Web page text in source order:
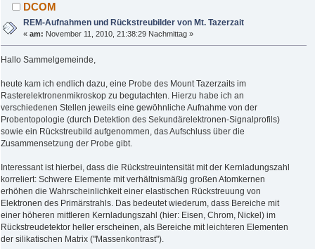
DCOM
REM-Aufnahmen und Rückstreubilder von Mt. Tazerzait
«am: November 11, 2010, 21:38:29 Nachmittag »
Hallo Sammelgemeinde,
heute kam ich endlich dazu, eine Probe des Mount Tazerzaits im
Rasterelektronenmikroskop zu begutachten. Hierzu habe ich an
verschiedenen Stellen jeweils eine gewöhnliche Aufnahme von der
Probentopologie (durch Detektion des Sekundärelektronen-Signalprofils)
sowie ein Rückstreubild aufgenommen, das Aufschluss über die
Zusammensetzung der Probe gibt.
Interessant ist hierbei, dass die Rückstreuintensität mit der Kernladungszahl
korreliert: Schwere Elemente mit verhältnismäßig großen Atomkernen
erhöhen die Wahrscheinlichkeit einer elastischen Rückstreuung von
Elektronen des Primärstrahls. Das bedeutet wiederum, dass Bereiche mit
einer höheren mittleren Kernladungszahl (hier: Eisen, Chrom, Nickel) im
Rückstreudetektor heller erscheinen, als Bereiche mit leichteren Elementen
der silikatischen Matrix ("Massenkontrast").